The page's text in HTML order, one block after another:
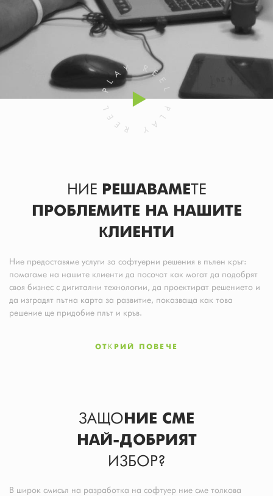
НИЕ РЕШАВАМЕТЕ
ПРОБЛЕМИТЕ НА НАШИТЕ
КЛИЕНТИ
Ние предоставяме услуги за софтуерни решения в пълен кръг:
помагаме на нашите клиенти да посочат как могат да подобрят
своя бизнес с дигитални технологии, да проектират решението и
да изградят пътна карта за развитие, показваща как това
решение ще придобие плът и кръв.
ОТКРИЙ ПОВЕЧЕ
ЗАЩОНИЕ СМЕ
НАЙ-ДОБРИЯТ
ИЗБОР?
В широк смисъл на разработка на софтуер ние сме толкова